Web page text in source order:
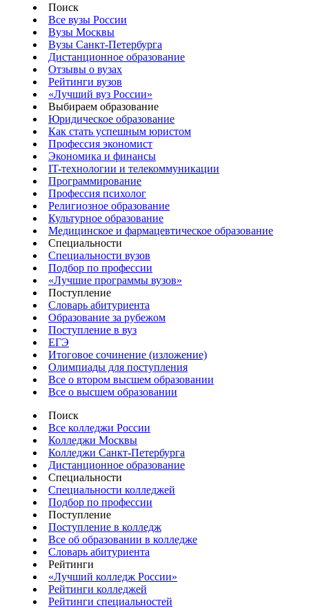
Поиск
Все вузы России
Вузы Москвы
Вузы Санкт-Петербурга
Дистанционное образование
Отзывы о вузах
Рейтинги вузов
«Лучший вуз России»
Выбираем образование
Юридическое образование
Как стать успешным юристом
Профессия экономист
Экономика и финансы
IT-технологии и телекоммуникации
Программирование
Профессия психолог
Религиозное образование
Культурное образование
Медицинское и фармацевтическое образование
Специальности
Специальности вузов
Подбор по профессии
«Лучшие программы вузов»
Поступление
Словарь абитуриента
Образование за рубежом
Поступление в вуз
ЕГЭ
Итоговое сочинение (изложение)
Олимпиады для поступления
Все о втором высшем образовании
Все о высшем образовании
Поиск
Все колледжи России
Колледжи Москвы
Колледжи Санкт-Петербурга
Дистанционное образование
Специальности
Специальности колледжей
Подбор по профессии
Поступление
Поступление в колледж
Все об образовании в колледже
Словарь абитуриента
Рейтинги
«Лучший колледж России»
Рейтинги колледжей
Рейтинги специальностей